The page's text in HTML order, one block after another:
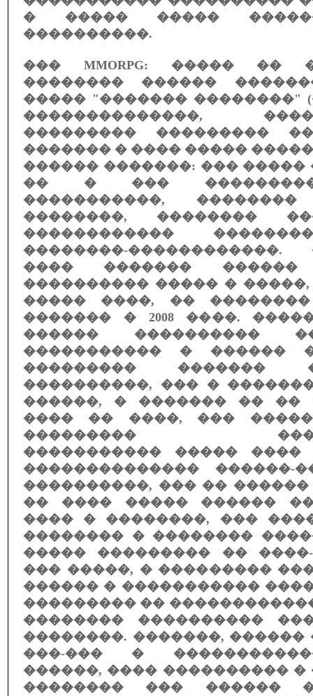
� ����� �����
����������.
��� MMORPG: ����� ��
�������� ������
����� "������� ��������"
��������������,
��������� ���������
������� � ���� �����
������ �������: ��� �����
�� � ���
�����������, ��������
��������, ��������
������������
��������-
���� ������� ������
���������� ����� �
����� ����, ��
������� � 2008 ����.
������ ����������
����������� � ������
��������� �������
����������, ��� �
������, � ������� �� ��
���� �� ����, ���
���������
����������� �����
�������������� ������-
����������, ��� �� ������
�� ���� ����� ������
���� � ��������, ���
�������� � ��������
����� ��������� ��
��� �����, � ���������
������ � �����������
��������� ��
�������� ����������
��������. �������, ������
���-��� �
������, ���� ���������� �
�������� ��� ������